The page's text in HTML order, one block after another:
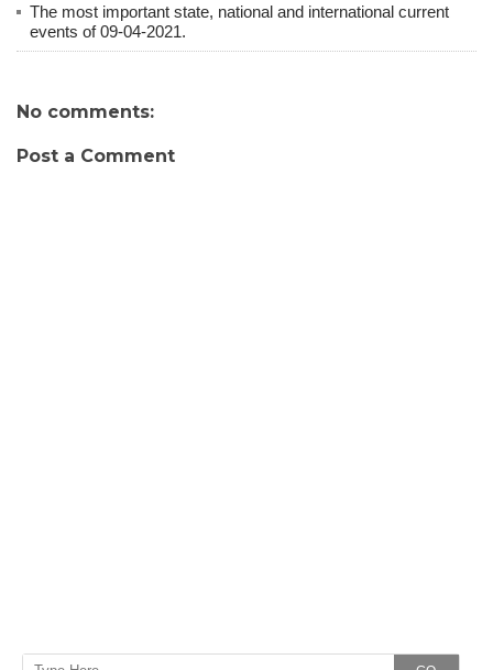
The most important state, national and international current
events of 09-04-2021.
No comments:
Post a Comment